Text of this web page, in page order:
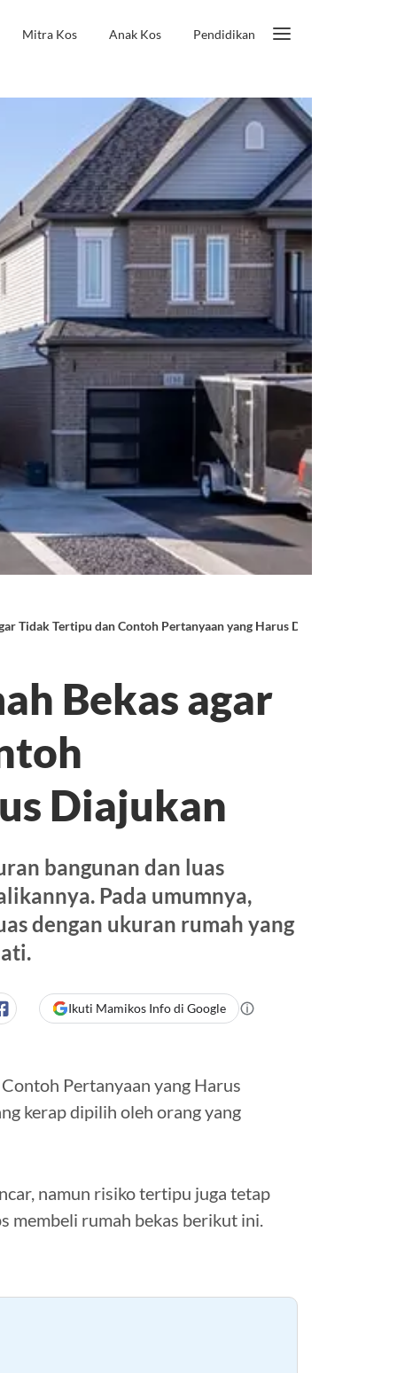
Mitra Kos Anak Kos Pendidikan
Tidak Tertipu dan Contoh Pertanyaan yang Harus Diajukan
Bekas agar
Diajukan
bangunan dan luas
Pada umumnya,
dengan ukuran rumah yang
Ikuti Mamikos Info di Google
Pertanyaan yang Harus
kerap dipilih oleh orang yang
namun risiko tertipu juga tetap
membeli rumah bekas berikut ini.